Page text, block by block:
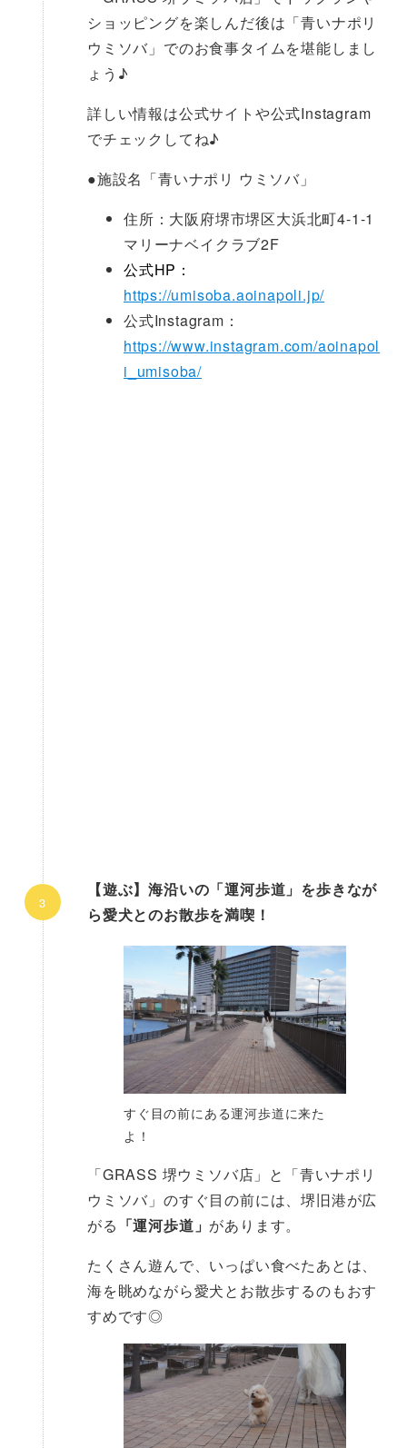
ショッピングを楽しんだ後は「青いナポリ
ウミソバ」でのお食事タイムを堪能しまし
ょう♪
詳しい情報は公式サイトや公式Instagram
でチェックしてね♪
●施設名「青いナポリ ウミソバ」
住所：大阪府堺市堺区大浜北町4-1-1
マリーナベイクラブ2F
公式HP：
https://umisoba.aoinapoli.jp/
公式Instagram：
https://www.instagram.com/aoinapol
i_umisoba/
【遊ぶ】海沿いの「運河歩道」を歩きなが
ら愛犬とのお散歩を満喫！
すぐ目の前にある運河歩道に来た
よ！
「GRASS 堺ウミソバ店」と「青いナポリ
ウミソバ」のすぐ目の前には、堺旧港が広
がる 「運河歩道」 があります。
たくさん遊んで、いっぱい食べたあとは、
海を眺めながら愛犬とお散歩するのもおす
すめです◎